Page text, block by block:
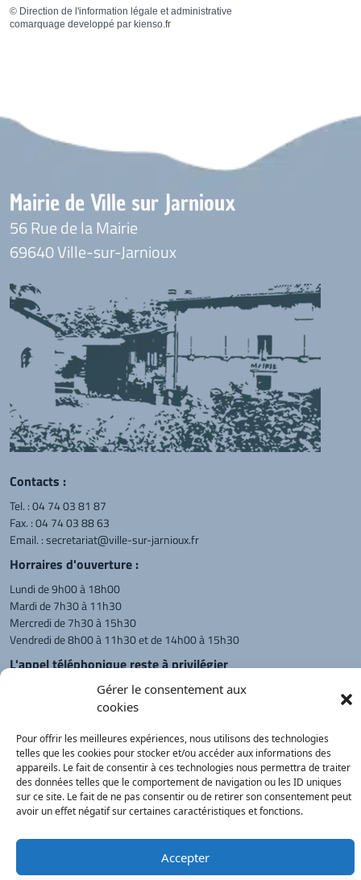
Gérer le consentement aux
cookies
Pour offrir les meilleures expériences, nous utilisons des technologies
telles que les cookies pour stocker et/ou accéder aux informations des
appareils. Le fait de consentir à ces technologies nous permettra de traiter
des données telles que le comportement de navigation ou les ID uniques
sur ce site. Le fait de ne pas consentir ou de retirer son consentement peut
avoir un effet négatif sur certaines caractéristiques et fonctions.
Accepter
© Direction de l'information légale et administrative
comarquage developpé par kienso.fr
Mairie de Ville sur Jarnioux
56 Rue de la Mairie
69640 Ville-sur-Jarnioux
Contacts :
Tel. :04 74 03 81 87
Fax. : 04 74 03 88 63
Email. :secretariat@ville-sur-jarnioux.fr
Horraires d'ouverture :
Lundi de 9h00 à 18h00
Mardi de 7h30 à 11h30
Mercredi de 7h30 à 15h30
Vendredi de 8h00 à 11h30 et de 14h00 à 15h30
L'appel téléphonique reste à privilégier
Monsieur le Maire et les adjoints
reçoivent sur rendez-vous.
Retour à l'accueil Actualités PanneauPocket Recherche
Démarches
Contacts
Mentions
Plan du site